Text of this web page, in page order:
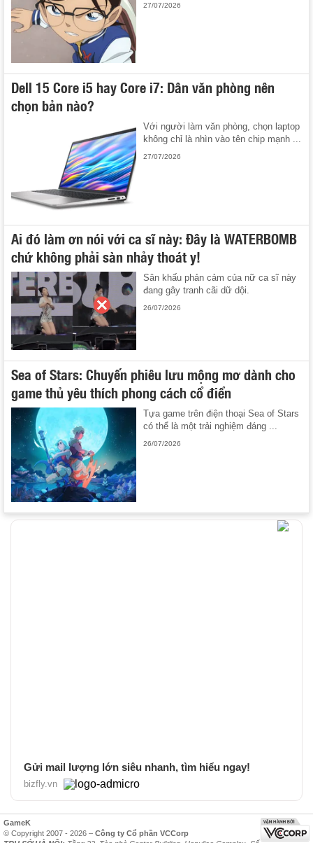
27/07/2026
Dell 15 Core i5 hay Core i7: Dân văn phòng nên
chọn bản nào?
Với người làm văn phòng, chọn laptop
không chỉ là nhìn vào tên chip mạnh ...
27/07/2026
Ai đó làm ơn nói với ca sĩ này: Đây là WATERBOMB
chứ không phải sàn nhảy thoát y!
Sân khấu phản cảm của nữ ca sĩ này
đang gây tranh cãi dữ dội.
26/07/2026
Sea of Stars: Chuyến phiêu lưu mộng mơ dành cho
game thủ yêu thích phong cách cổ điển
Tựa game trên điện thoại Sea of Stars
có thể là một trải nghiệm đáng ...
26/07/2026
Gửi mail lượng lớn siêu nhanh, tìm hiểu ngay!
bizfly.vn
GameK
© Copyright 2007 - 2026 – Công ty Cổ phần VCCorp